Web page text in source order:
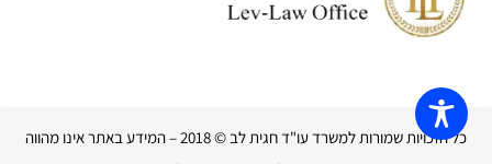
כל הזכויות שמורות למשרד עו"ד חגית לב © 2018 – המידע באתר אינו מהווה